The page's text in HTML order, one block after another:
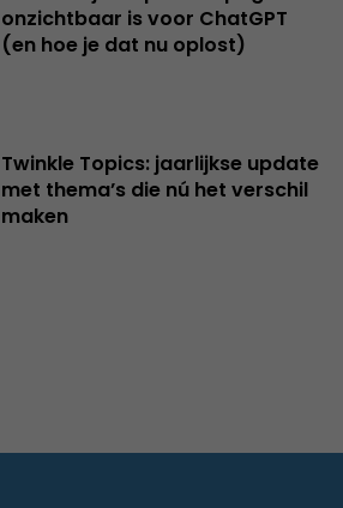
onzichtbaar is voor ChatGPT
(en hoe je dat nu oplost)
Twinkle Topics: jaarlijkse update
met thema’s die nú het verschil
maken